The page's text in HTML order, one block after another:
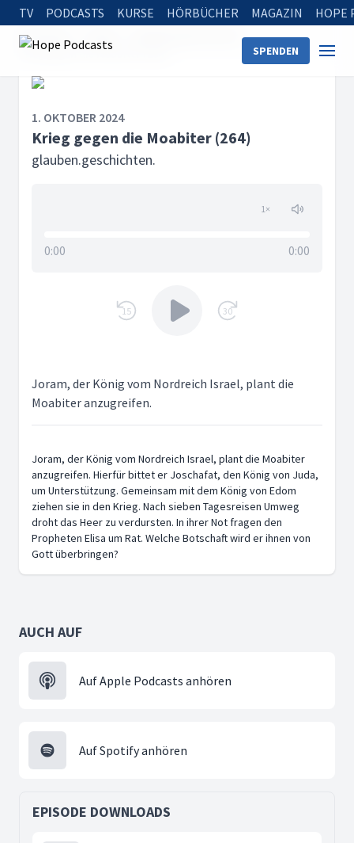
TV PODCASTS KURSE HÖRBÜCHER MAGAZIN HOPE
SPENDEN
Startseite
glauben.geschichten.
Krieg gegen die Moabiter (264)
1. OKTOBER 2024
Krieg gegen die Moabiter (264)
glauben.geschichten.
1×
0:00 0:00
15 30
Joram, der König vom Nordreich Israel, plant die
Moabiter anzugreifen.
Joram, der König vom Nordreich Israel, plant die Moabiter
anzugreifen. Hierfür bittet er Joschafat, den König von Juda,
um Unterstützung. Gemeinsam mit dem König von Edom
ziehen sie in den Krieg. Nach sieben Tagesreisen Umweg
droht das Heer zu verdursten. In ihrer Not fragen den
Propheten Elisa um Rat. Welche Botschaft wird er ihnen von
Gott überbringen?
AUCH AUF
Auf Apple Podcasts anhören
Auf Spotify anhören
EPISODE DOWNLOADS